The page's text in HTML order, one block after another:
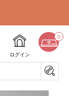
ログイン
0